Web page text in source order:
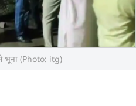
भूना (Photo: itg)